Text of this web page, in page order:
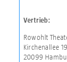
Vertrieb:
Rowohlt
Kirchenallee
20099